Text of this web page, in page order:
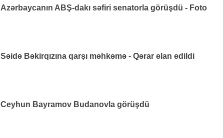
Azərbaycanın ABŞ-dakı səfiri senatorla görüşdü - Foto
Səidə Bəkirqızına qarşı məhkəmə - Qərar elan edildi
Ceyhun Bayramov Budanovla görüşdü